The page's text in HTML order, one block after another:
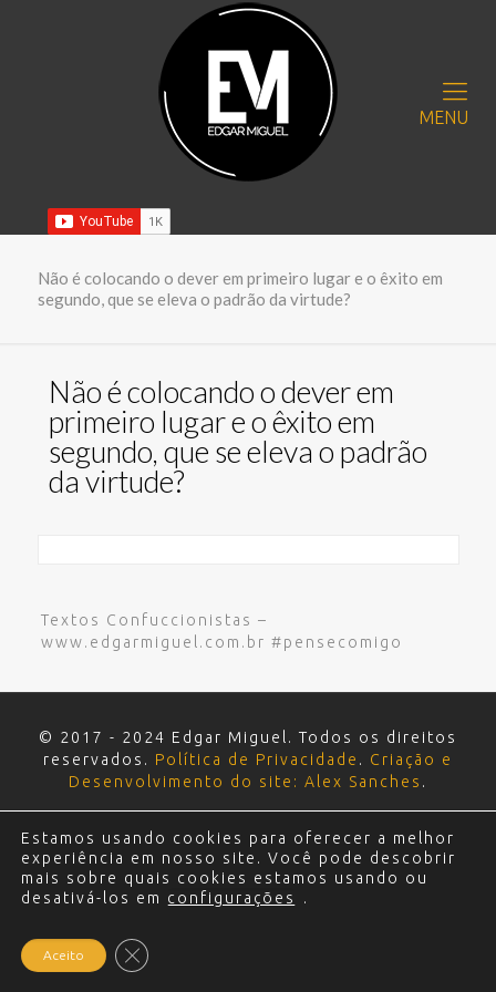
MENU
Não é colocando o dever em primeiro lugar e o êxito em
segundo, que se eleva o padrão da virtude?
Não é colocando o dever em
primeiro lugar e o êxito em
segundo, que se eleva o padrão
da virtude?
Textos Confuccionistas –
www.edgarmiguel.com.br #pensecomigo
© 2017 - 2024 Edgar Miguel. Todos os direitos
reservados. Política de Privacidade . Criação e
Desenvolvimento do site: Alex Sanches .
Estamos usando cookies para oferecer a melhor
experiência em nosso site. Você pode descobrir
mais sobre quais cookies estamos usando ou
desativá-los em configurações .
Aceito Close GDPR Cookie Banner